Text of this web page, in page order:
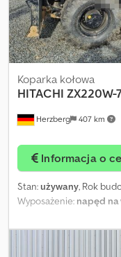
Herzberg 407 km
Koparka kołowa
HITACHI ZX220W-
Informacja o
Stan:używany, Rok
Wyposażenie: napęd na
Producent: Hitachi Typ:
Numer seryjny:
Hydrauliczne